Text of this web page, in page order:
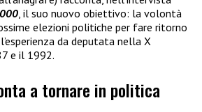
, il suo nuovo obiettivo: la volontà
elezioni politiche per fare ritorno
da deputata nella X
e il 1992.
a tornare in politica